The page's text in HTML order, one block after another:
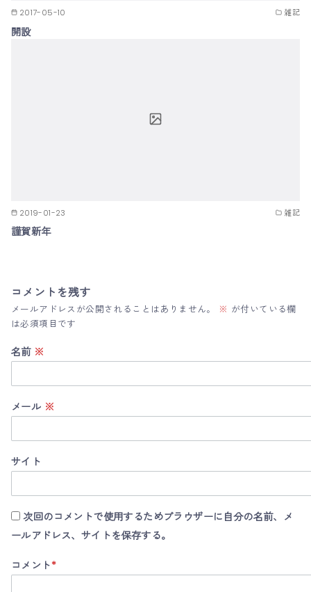
2017-05-10 雑記
開設
2019-01-23 雑記
謹賀新年
コメントを残す
メールアドレスが公開されることはありません。 ※ が付いている欄
は必須項目です
名前 ※
メール ※
サイト
次回のコメントで使用するためブラウザーに自分の名前、メ
ールアドレス、サイトを保存する。
コメント*